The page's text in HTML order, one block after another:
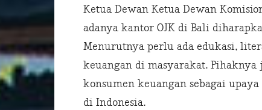
Ketua Dewan Ketua Dewan
adanya kantor OJK di Bali
Menurutnya perlu ada edukasi,
keuangan di masyarakat.
konsumen keuangan sebagai
di Indonesia.